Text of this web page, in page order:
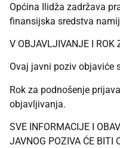
Općina Ilidža zadržava
finansijska sredstva
V OBJAVLJIVANJE I ROK
Ovaj javni poziv objaviće
Rok za podnošenje
objavljivanja.
SVE INFORMACIJE I
JAVNOG POZIVA ĆE BITI